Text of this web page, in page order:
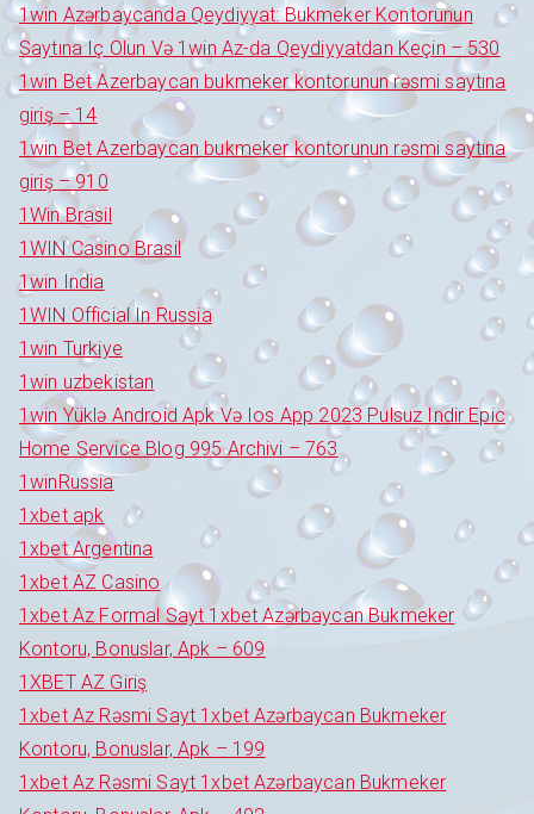
1win Azərbaycanda Qeydiyyat: Bukmeker Kontorunun
Saytına Iç Olun Və 1win Az-da Qeydiyyatdan Keçin – 530
1win Bet Azerbaycan bukmeker kontorunun rəsmi saytına
giriş – 14
1win Bet Azerbaycan bukmeker kontorunun rəsmi saytına
giriş – 910
1Win Brasil
1WIN Casino Brasil
1win India
1WIN Official In Russia
1win Turkiye
1win uzbekistan
1win Yüklə Android Apk Və Ios App 2023 Pulsuz Indir Epic
Home Service Blog 995 Archivi – 763
1winRussia
1xbet apk
1xbet Argentina
1xbet AZ Casino
1xbet Az Formal Sayt 1xbet Azərbaycan Bukmeker
Kontoru, Bonuslar, Apk – 609
1XBET AZ Giriş
1xbet Az Rəsmi Sayt 1xbet Azərbaycan Bukmeker
Kontoru, Bonuslar, Apk – 199
1xbet Az Rəsmi Sayt 1xbet Azərbaycan Bukmeker